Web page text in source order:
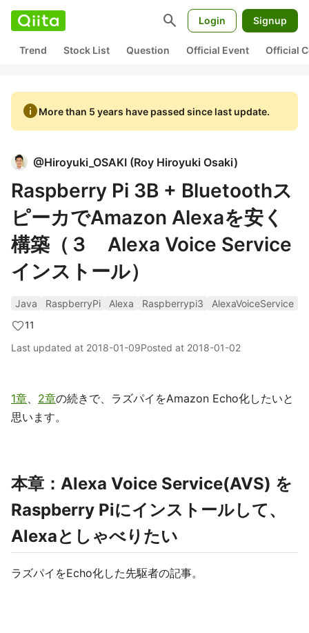
search Login Signup
Trend Stock List Question Official Event Official
infoMore than 5 years have passed since last update.
@Hiroyuki_OSAKI (Roy Hiroyuki Osaki)
Raspberry Pi 3B + Bluetoothス
ピーカでAmazon Alexaを安く
構築（３ Alexa Voice Service
インストール）
Java RaspberryPi Alexa Raspberrypi3
AlexaVoiceService
11
Last updated at 2018-01-09Posted at 2018-01-02
1章、 2章の続きで、ラズパイをAmazon Echo化したいと
思います。
本章：Alexa Voice Service(AVS) を
Raspberry Piにインストールして、
Alexaとしゃべりたい
ラズパイをEcho化した先駆者の記事。